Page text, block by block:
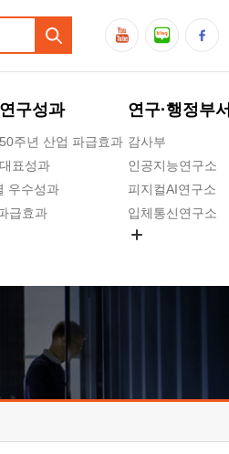
구성과
주년 산업 파급효과
표성과
우수성과
급효과
연구·행정부서
감사부
인공지능연구소
피지컬AI연구소
입체통신연구소
호남권연구본부
기획본부